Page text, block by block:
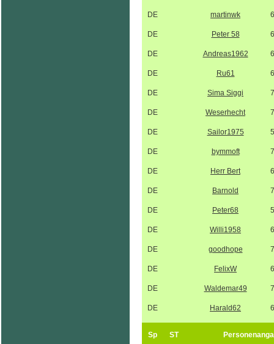
DE martinwk
DE Peter 58
DE Andreas1962
DE Ru61
DE Sima Siggi
DE Weserhecht
DE Sailor1975
DE bymmoft
DE Herr Bert
DE Barnold
DE Peter68
DE Willi1958
DE goodhope
DE FelixW
DE Waldemar49
DE Harald62
Sp ST